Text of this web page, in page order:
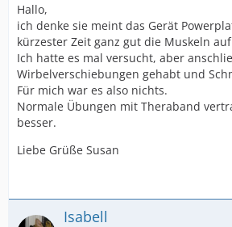
Hallo,
ich denke sie meint das Gerät
kürzester Zeit ganz gut die Muskeln
Ich hatte es mal versucht, aber
Wirbelverschiebungen gehabt und
Für mich war es also nichts.
Normale Übungen mit Theraband
besser.
Liebe Grüße Susan
Isabell